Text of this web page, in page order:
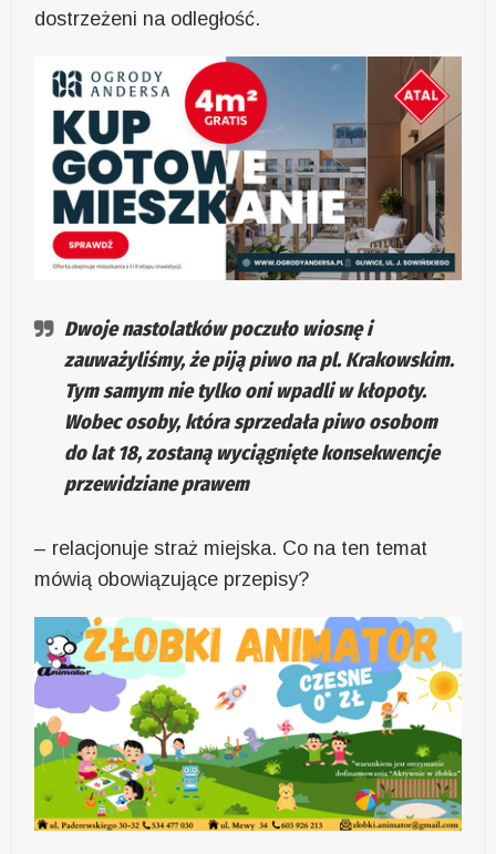
dostrzeżeni na odległość.
Dwoje nastolatków poczuło wiosnę i
zauważyliśmy, że piją piwo na pl. Krakowskim.
Tym samym nie tylko oni wpadli w kłopoty.
Wobec osoby, która sprzedała piwo osobom
do lat 18, zostaną wyciągnięte konsekwencje
przewidziane prawem
– relacjonuje straż miejska. Co na ten temat
mówią obowiązujące przepisy?